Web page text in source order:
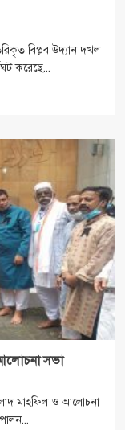
বিপ্লব উদ্যান দখল
করেছে...
সভা
মাহফিল ও আলোচনা